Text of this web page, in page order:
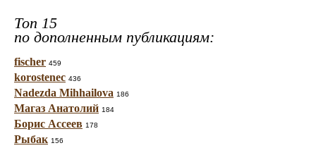
Топ 15
по дополненным публикациям:
fischer 459
korostenec 436
Nadezda Mihhailova 186
Магаз Анатолий 184
Борис Ассеев 178
Рыбак 156